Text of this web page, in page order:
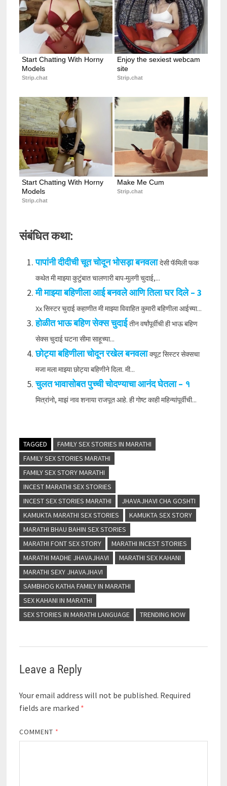
Start Chatting With Horny
Models
Strip.chat
Enjoy the sexiest webcam
site
Strip.chat
Start Chatting With Horny
Models
Strip.chat
Make Me Cum
Strip.chat
संबंधित कथा:
पापांनी दीदीची चूत चोदून भोसड़ा बनवला देसी फॅमिली फक
कथेत मी माझ्या कुटुंबात चालणारी बाप-मुलगी चुदाई,...
मी माझ्या बहिणीला आई बनवले आणि तिला घर दिले – 3
Xx सिस्टर चुदाई कहाणीत मी माझ्या विवाहित कुमारी बहिणीला आईच्या...
होळीत भाऊ बहिण सेक्स चुदाई तीन वर्षांपूर्वीची ही भाऊ बहिण
सेक्स चुदाई घटना सीमा साहूच्या...
छोट्या बहिणीला चोदून रखेल बनवला क्यूट सिस्टर सेक्सचा
मजा मला माझ्या छोट्या बहिणीने दिला. मी...
चुलत भावासोबत पुच्ची चोदण्याचा आनंद घेतला – १
मित्रांनो, माझं नाव शनाया राजपूत आहे. ही गोष्ट काही महिन्यांपूर्वीची...
TAGGED
FAMILY SEX STORIES IN MARATHI
FAMILY SEX STORIES MARATHI
FAMILY SEX STORY MARATHI
INCEST MARATHI SEX STORIES
INCEST SEX STORIES MARATHI
JHAVAJHAVI CHA GOSHTI
KAMUKTA MARATHI SEX STORIES
KAMUKTA SEX STORY
MARATHI BHAU BAHIN SEX STORIES
MARATHI FONT SEX STORY
MARATHI INCEST STORIES
MARATHI MADHE JHAVAJHAVI
MARATHI SEX KAHANI
MARATHI SEXY JHAVAJHAVI
SAMBHOG KATHA FAMILY IN MARATHI
SEX KAHANI IN MARATHI
SEX STORIES IN MARATHI LANGUAGE
TRENDING NOW
Leave a Reply
Your email address will not be published. Required
fields are marked *
COMMENT *